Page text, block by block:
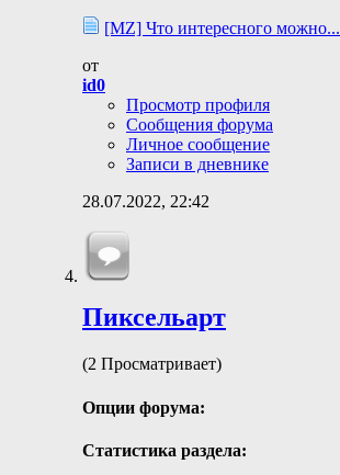
[MZ] Что интересного можно...
от
id0
Просмотр профиля
Сообщения форума
Личное сообщение
Записи в дневнике
28.07.2022, 22:42
Пиксельарт
(2 Просматривает)
Опции форума:
Статистика раздела: